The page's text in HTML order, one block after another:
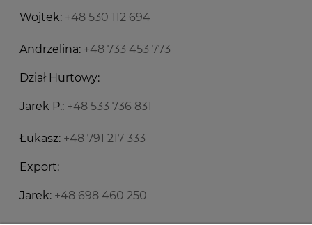
Wojtek: +48 530 112 694
Andrzelina: +48 733 453 773
Dział Hurtowy:
Jarek P.: +48 533 736 831
Łukasz: +48 791 217 333
Export:
Jarek: +48 698 460 250